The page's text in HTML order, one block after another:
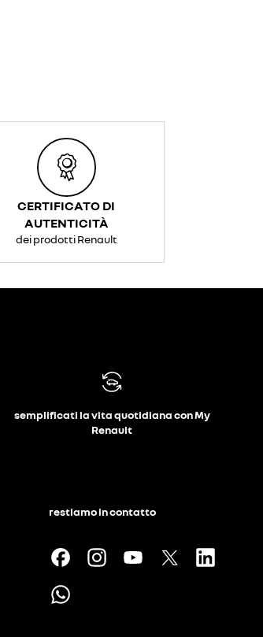
CERTIFICATO DI
AUTENTICITÀ
dei prodotti Renault
semplificati la vita quotidiana con My
Renault
restiamo in contatto